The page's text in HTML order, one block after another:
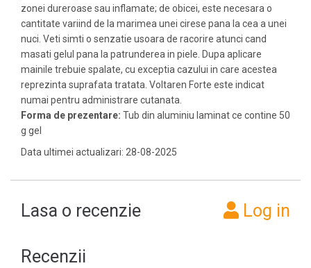
zonei dureroase sau inflamate; de obicei, este necesara o
cantitate variind de la marimea unei cirese pana la cea a unei
nuci. Veti simti o senzatie usoara de racorire atunci cand
masati gelul pana la patrunderea in piele. Dupa aplicare
mainile trebuie spalate, cu exceptia cazului in care acestea
reprezinta suprafata tratata. Voltaren Forte este indicat
numai pentru administrare cutanata.
Forma de prezentare: Tub din aluminiu laminat ce contine 50
g gel
Data ultimei actualizari: 28-08-2025
Lasa o recenzie Log in
Recenzii